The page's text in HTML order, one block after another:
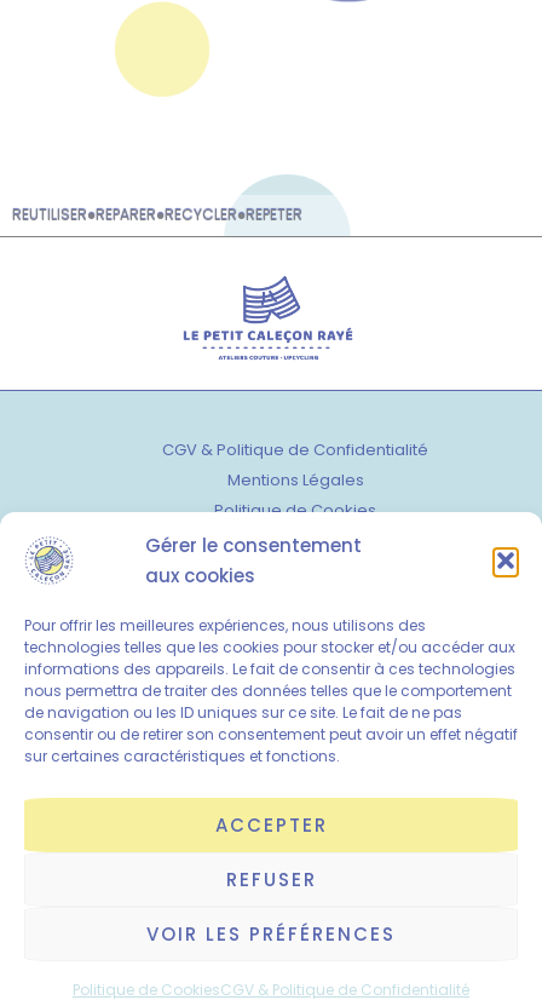
Gérer le consentement
aux cookies
Pour offrir les meilleures expériences, nous utilisons des
technologies telles que les cookies pour stocker et/ou accéder aux
informations des appareils. Le fait de consentir à ces technologies
nous permettra de traiter des données telles que le comportement
de navigation ou les ID uniques sur ce site. Le fait de ne pas
consentir ou de retirer son consentement peut avoir un effet négatif
sur certaines caractéristiques et fonctions.
ACCEPTER
REFUSER
VOIR LES PRÉFÉRENCES
Politique de CookiesCGV & Politique de Confidentialité
REUTILISER●REPARER●RECYCLER●REPETER
CGV & Politique de Confidentialité
Mentions Légales
Politique de Cookies
Contactez-moi
Lundi : 9h - 12h30 / 14h - 16h
Mardi : 9h - 12h30 / 14h - 18h
Mercredi fermé
Jeudi fermé
Vendredi : 9h - 12h / 14h - 18h
Copyright © 2026 Le Petit Caleçon Rayé. Powered by